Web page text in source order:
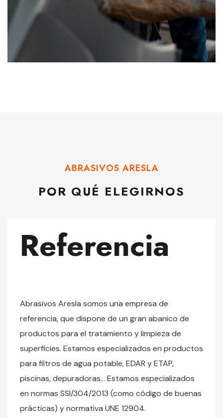
ABRASIVOS ARESLA
POR QUÉ ELEGIRNOS
Referencia
Abrasivos Aresla somos una empresa de
referencia, que dispone de un gran abanico de
productos para el tratamiento y limpieza de
superficies. Estamos especializados en productos
para filtros de agua potable, EDAR y ETAP,
piscinas, depuradoras… Estamos especializados
en normas SSI/304/2013 (como código de buenas
prácticas) y normativa UNE 12904.